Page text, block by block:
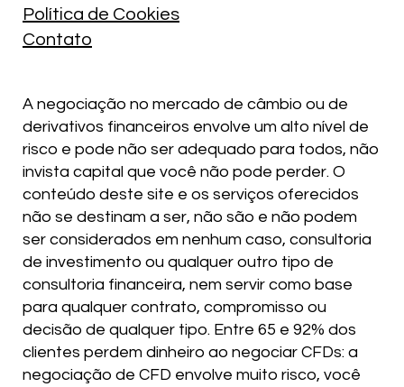
Política de Cookies
Contato
A negociação no mercado de câmbio ou de
derivativos financeiros envolve um alto nível de
risco e pode não ser adequado para todos, não
invista capital que você não pode perder. O
conteúdo deste site e os serviços oferecidos
não se destinam a ser, não são e não podem
ser considerados em nenhum caso, consultoria
de investimento ou qualquer outro tipo de
consultoria financeira, nem servir como base
para qualquer contrato, compromisso ou
decisão de qualquer tipo. Entre 65 e 92% dos
clientes perdem dinheiro ao negociar CFDs: a
negociação de CFD envolve muito risco, você